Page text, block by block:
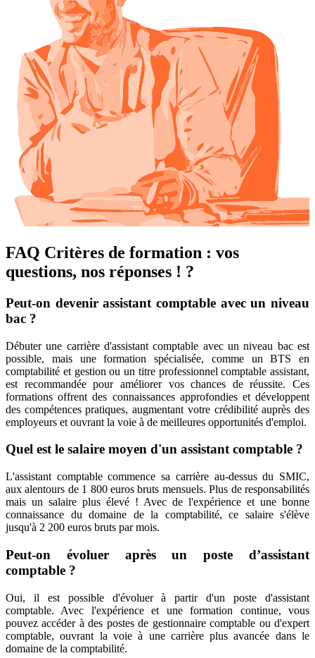
FAQ Critères de formation : vos
questions, nos réponses ! ?
Peut-on devenir assistant comptable avec un niveau
bac ?
Débuter une carrière d'assistant comptable avec un niveau bac est
possible, mais une formation spécialisée, comme un BTS en
comptabilité et gestion ou un titre professionnel comptable assistant,
est recommandée pour améliorer vos chances de réussite. Ces
formations offrent des connaissances approfondies et développent
des compétences pratiques, augmentant votre crédibilité auprès des
employeurs et ouvrant la voie à de meilleures opportunités d'emploi.
Quel est le salaire moyen d'un assistant comptable ?
L'assistant comptable commence sa carrière au-dessus du SMIC,
aux alentours de 1 800 euros bruts mensuels. Plus de responsabilités
mais un salaire plus élevé ! Avec de l'expérience et une bonne
connaissance du domaine de la comptabilité, ce salaire s'élève
jusqu'à 2 200 euros bruts par mois.
Peut-on évoluer après un poste d’assistant
comptable ?
Oui, il est possible d'évoluer à partir d'un poste d'assistant
comptable. Avec l'expérience et une formation continue, vous
pouvez accéder à des postes de gestionnaire comptable ou d'expert
comptable, ouvrant la voie à une carrière plus avancée dans le
domaine de la comptabilité.